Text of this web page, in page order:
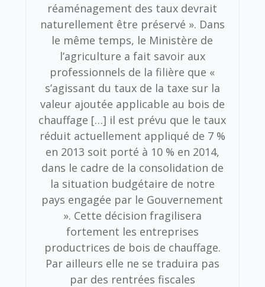
réaménagement des taux devrait
naturellement être préservé ». Dans
le même temps, le Ministère de
l’agriculture a fait savoir aux
professionnels de la filière que «
s’agissant du taux de la taxe sur la
valeur ajoutée applicable au bois de
chauffage […] il est prévu que le taux
réduit actuellement appliqué de 7 %
en 2013 soit porté à 10 % en 2014,
dans le cadre de la consolidation de
la situation budgétaire de notre
pays engagée par le Gouvernement
». Cette décision fragilisera
fortement les entreprises
productrices de bois de chauffage.
Par ailleurs elle ne se traduira pas
par des rentrées fiscales